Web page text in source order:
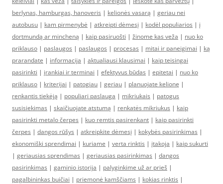
berlynas, hamburgas, hanoveris | kelionės vasarą | geriau nei
autobusu | kam pirmenybė | atkreipti dėmesį | kodėl populiarios | į
dortmundą ar mincheną | kaip pasiruošti | žinome kas veža | nuo ko
priklauso | paslaugos | paslaugos | procesas | mitai ir paneigimai | ką
prarandate | informacija | aktualiausi klausimai | kaip teisingai
pasirinkti | įrankiai ir terminai | efektyvus būdas | epitetai | nuo ko
priklauso | kriterijai | patogiau | geriau | planuojate kelionę |
renkantis tiekėją | populiari paslauga | mikriukais | patogus
susisiekimas | skaičiuojate atstumą | renkatės mikriukus | kaip
pasirinkti metalo čerpes | kuo remtis pasirenkant | kaip pasirinkti
čerpes | dangos rūšys | atkreipkite dėmesį | kokybės pasirinkimas |
ekonomiški sprendimai | kuriame | verta rinktis | įtakoja | kaip sukurti
| geriausias sprendimas | geriausias pasirinkimas | dangos
pasirinkimas | gaminio istorija | palyginkime už ar prieš |
pagalbininkas buičiai | priemonė kamščiams | kokias rinktis |